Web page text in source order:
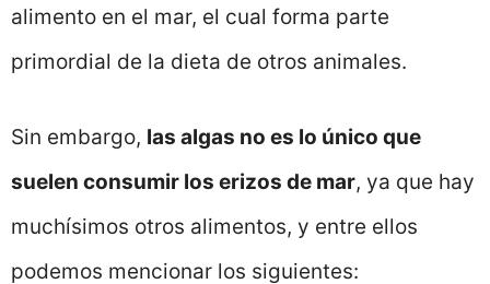
alimento en el mar, el cual forma parte
primordial de la dieta de otros animales.
Sin embargo, las algas no es lo único que
suelen consumir los erizos de mar, ya que hay
muchísimos otros alimentos, y entre ellos
podemos mencionar los siguientes: